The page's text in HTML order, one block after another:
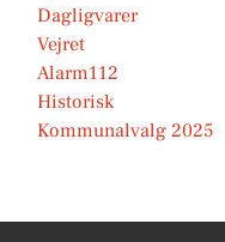
Dagligvarer
Vejret
Alarm112
Historisk
Kommunalvalg 2025